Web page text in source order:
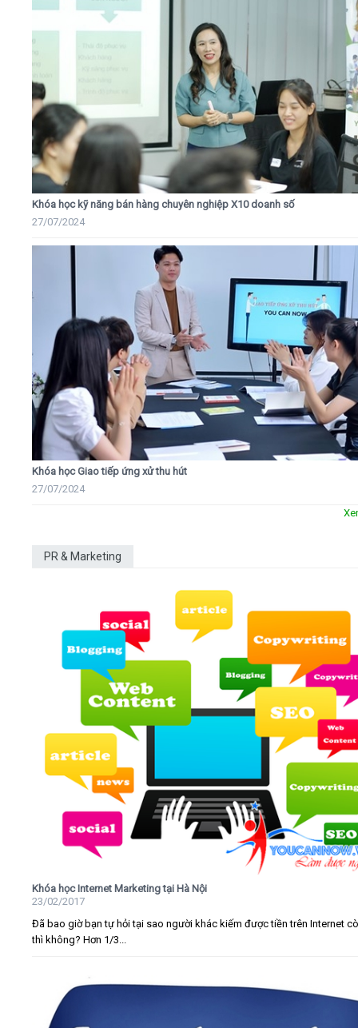
Khóa học kỹ năng bán hàng chuyên nghiệp X10 doanh số
27/07/2024
Khóa học Giao tiếp ứng xử thu hút
27/07/2024
PR & Marketing
Khóa học Internet Marketing tại Hà Nội
23/02/2017
Đã bao giờ bạn tự hỏi tại sao người khác kiếm được tiền trên Internet
thì không? Hơn 1/3...